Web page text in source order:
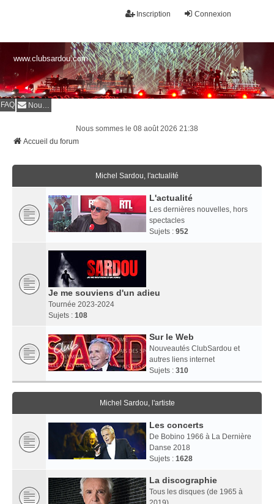
Connexion
Inscription
www.clubsardou.com
FAQ Nous contacter
Nous sommes le 08 août 2026 21:38
Accueil du forum
Michel Sardou, l'actualité
L'actualité
Les dernières nouvelles, hors
spectacles
Sujets : 952
Je me souviens d'un adieu
Tournée 2023-2024
Sujets : 108
Sur le Web
Nouveautés ClubSardou et
autres liens internet
Sujets : 310
Michel Sardou, l'artiste
Les concerts
De Bobino 1966 à La Dernière
Danse 2018
Sujets : 1628
La discographie
Tous les disques (de 1965 à